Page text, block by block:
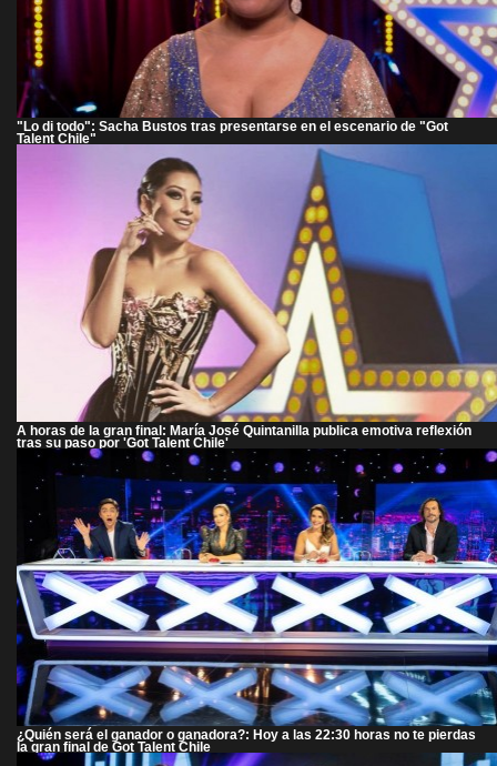
"Lo di todo": Sacha Bustos tras presentarse en el escenario de "Got
Talent Chile"
A horas de la gran final: María José Quintanilla publica emotiva reflexión
tras su paso por 'Got Talent Chile'
¿Quién será el ganador o ganadora?: Hoy a las 22:30 horas no te pierdas
la gran final de Got Talent Chile